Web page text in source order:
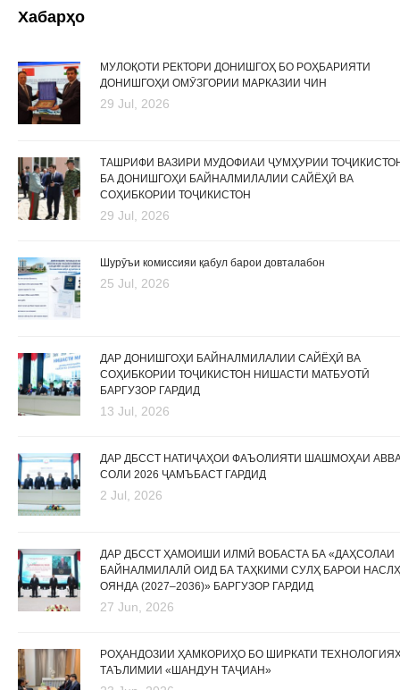
Хабарҳо
МУЛОҚОТИ РЕКТОРИ ДОНИШГОҲ БО РОҲБАРИЯТИ
ДОНИШГОҲИ ОМӮЗГОРИИ МАРКАЗИИ ЧИН
29 Jul, 2026
ТАШРИФИ ВАЗИРИ МУДОФИАИ ҶУМҲУРИИ
БА ДОНИШГОҲИ БАЙНАЛМИЛАЛИИ САЙЁҲӢ ВА
СОҲИБКОРИИ ТОҶИКИСТОН
29 Jul, 2026
Шурӯъи комиссияи қабул барои довталабон
25 Jul, 2026
ДАР ДОНИШГОҲИ БАЙНАЛМИЛАЛИИ САЙЁҲӢ ВА
СОҲИБКОРИИ ТОҶИКИСТОН НИШАСТИ МАТБУОТӢ
БАРГУЗОР ГАРДИД
13 Jul, 2026
ДАР ДБССТ НАТИҶАҲОИ ФАЪОЛИЯТИ ШАШМОҲАИ
СОЛИ 2026 ҶАМЪБАСТ ГАРДИД
2 Jul, 2026
ДАР ДБССТ ҲАМОИШИ ИЛМӢ ВОБАСТА БА «ДАҲСОЛАИ
БАЙНАЛМИЛАЛӢ ОИД БА ТАҲКИМИ СУЛҲ БАРОИ
ОЯНДА (2027–2036)» БАРГУЗОР ГАРДИД
27 Jun, 2026
РОҲАНДОЗИИ ҲАМКОРИҲО БО ШИРКАТИ
ТАЪЛИМИИ «ШАНДУН ТАҶИАН»